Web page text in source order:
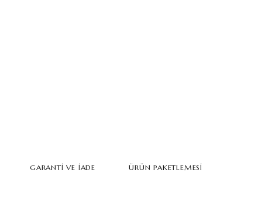
GARANTI VE İADE ÜRÜN PAKETLEMESI